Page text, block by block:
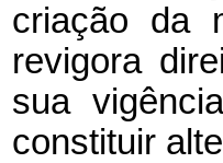
criação da
revigora
sua
constituir